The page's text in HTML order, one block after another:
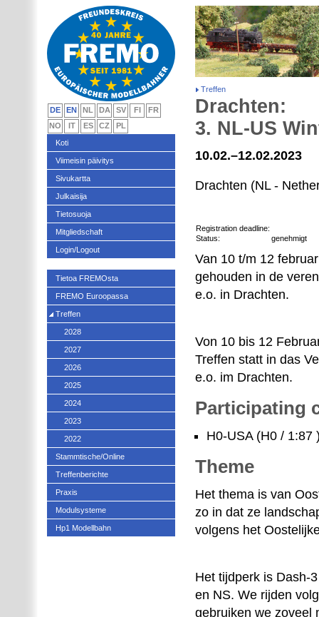
Treffen
Drachten:
3. NL-US
10.02.–12.02.2023
Drachten (NL -
Registration deadline:
Status:
genehmigt
Van 10 t/m 12
gehouden in de
e.o. in Drachten.
Von 10 bis 12
Treffen statt in das
e.o. im Drachten.
Participating
H0-USA (H0 / 1:87
Theme
Het thema is van
zo in dat ze
volgens het
Het tijdperk is Dash-
en NS. We rijden
gebruiken we zoveel
DE EN NL DA SV FI
FR
NO
IT ES CZ
PL
Koti
Viimeisin päivitys
Sivukartta
Julkaisija
Tietosuoja
Mitgliedschaft
Login/Logout
Tietoa FREMOsta
FREMO Euroopassa
Treffen
2028
2027
2026
2025
2024
2023
2022
Stammtische/Online
Treffenberichte
Praxis
Modulsysteme
Hp1 Modellbahn